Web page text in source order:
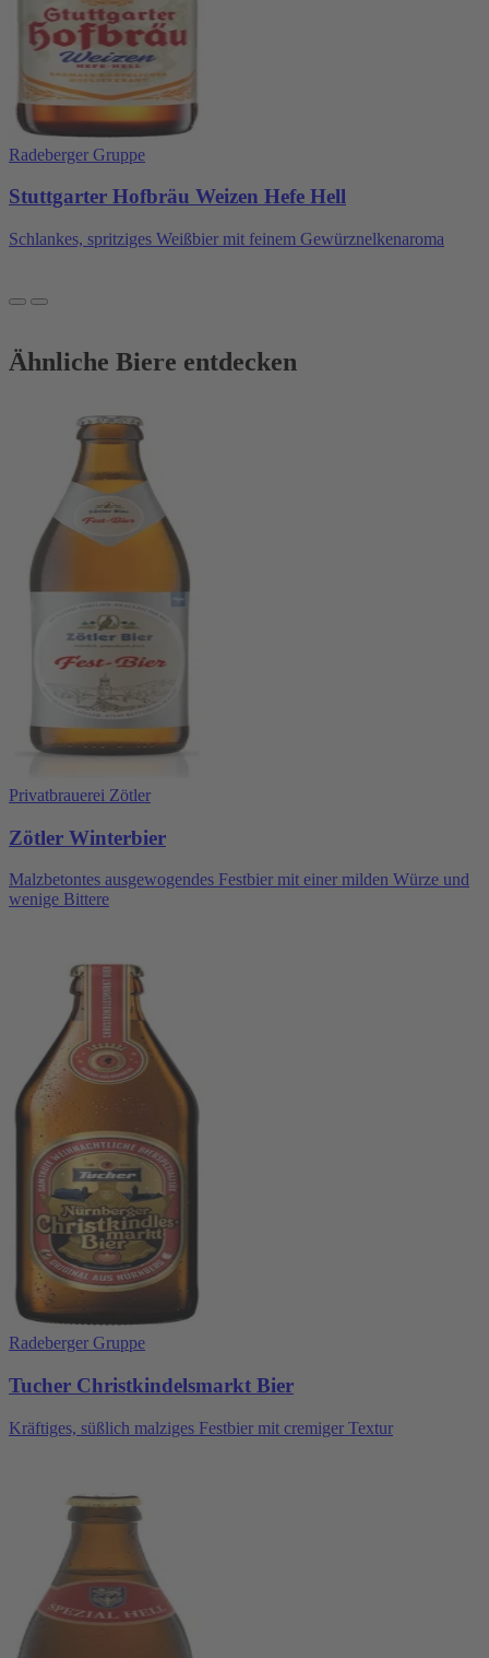
Radeberger Gruppe
Stuttgarter Hofbräu Weizen Hefe Hell
Schlankes, spritziges Weißbier mit feinem Gewürznelkenaroma
Ähnliche Biere entdecken
Privatbrauerei Zötler
Zötler Winterbier
Malzbetontes ausgewogendes Festbier mit einer milden Würze und
wenige Bittere
Radeberger Gruppe
Tucher Christkindelsmarkt Bier
Kräftiges, süßlich malziges Festbier mit cremiger Textur